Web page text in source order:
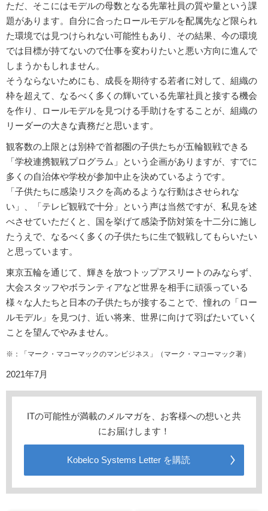
ただ、そこにはモデルの母数となる先輩社員の質や量という課
題があります。自分に合ったロールモデルを配属先など限られ
た環境では見つけられない可能性もあり、その結果、今の環境
では目標が持てないので仕事を変わりたいと悪い方向に進んで
しまうかもしれません。
そうならないためにも、成長を期待する若者に対して、組織の
枠を超えて、なるべく多くの輝いている先輩社員と接する機会
を作り、ロールモデルを見つける手助けをすることが、組織の
リーダーの大きな責務だと思います。
観客数の上限とは別枠で首都圏の子供たちが五輪観戦できる
「学校連携観戦プログラム」という企画がありますが、すでに
多くの自治体や学校が参加中止を決めているようです。
「子供たちに感染リスクを高めるような行動はさせられな
い」、「テレビ観戦で十分」という声は当然ですが、私見を述
べさせていただくと、国を挙げて感染予防対策を十二分に施し
たうえで、なるべく多くの子供たちに生で観戦してもらいたい
と思っています。
東京五輪を通じて、輝きを放つトップアスリートのみならず、
大会スタッフやボランティアなど世界を相手に頑張っている
様々な人たちと日本の子供たちが接することで、憧れの「ロー
ルモデル」を見つけ、近い将来、世界に向けて羽ばたいていく
ことを望んでやみません。
※：「マーク・マコーマックのマンビジネス」（マーク・マコーマック著）
2021年7月
ITの可能性が満載のメルマガを、お客様への想いと共
にお届けします！
Kobelco Systems Letter を購読